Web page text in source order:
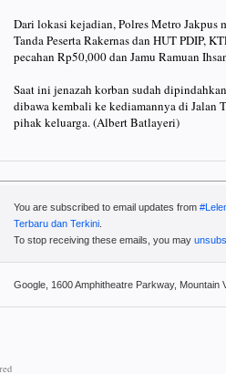
Dari lokasi kejadian, Polres Metro Jakpus
Tanda Peserta Rakernas dan HUT PDIP,
pecahan Rp50,000 dan Jamu Ramuan
Saat ini jenazah korban sudah
dibawa kembali ke kediamannya di Jalan
pihak keluarga. (Albert Batlayeri)
You are subscribed to email updates from
Terbaru dan Terkini
To stop receiving these emails, you may
Google, 1600 Amphitheatre Parkway, Mountain